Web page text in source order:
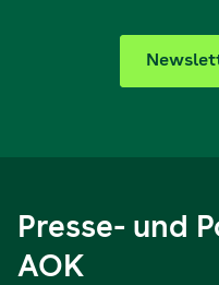
Presse- und
AOK